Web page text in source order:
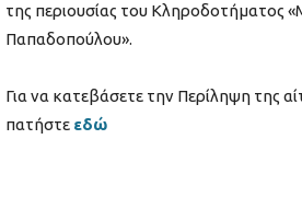
της περιουσίας του Κληροδοτήματος
Παπαδοπούλου».
Για να κατεβάσετε την Περίληψη της
πατήστε εδώ